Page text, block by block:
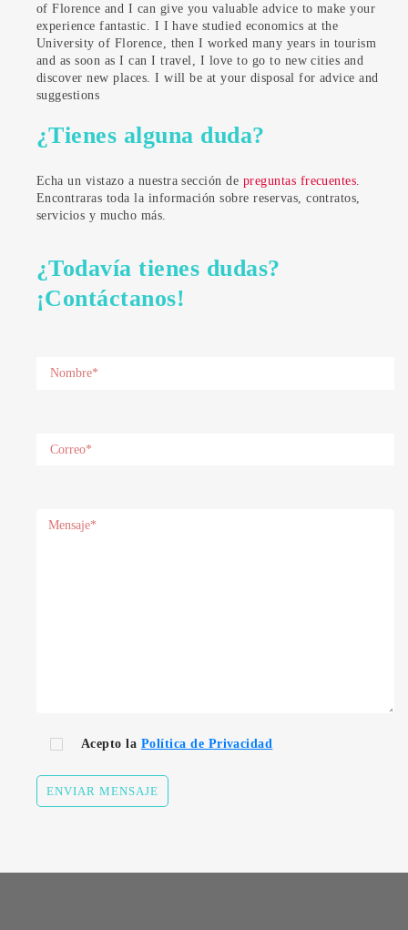
of Florence and I can give you valuable advice to make your
experience fantastic. I I have studied economics at the
University of Florence, then I worked many years in tourism
and as soon as I can I travel, I love to go to new cities and
discover new places. I will be at your disposal for advice and
suggestions
¿Tienes alguna duda?
Echa un vistazo a nuestra sección de preguntas frecuentes.
Encontraras toda la información sobre reservas, contratos,
servicios y mucho más.
¿Todavía tienes dudas?
¡Contáctanos!
Acepto la Política de Privacidad
ENVIAR MENSAJE